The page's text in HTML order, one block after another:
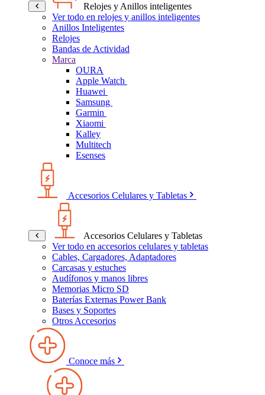
Relojes y Anillos inteligentes
Ver todo en relojes y anillos inteligentes
Anillos Inteligentes
Relojes
Bandas de Actividad
Marca
OURA
Apple Watch
Huawei
Samsung
Garmin
Xiaomi
Kalley
Multitech
Esenses
Accesorios Celulares y Tabletas
Accesorios Celulares y Tabletas
Ver todo en accesorios celulares y tabletas
Cables, Cargadores, Adaptadores
Carcasas y estuches
Audífonos y manos libres
Memorias Micro SD
Baterías Externas Power Bank
Bases y Soportes
Otros Accesorios
Conoce más